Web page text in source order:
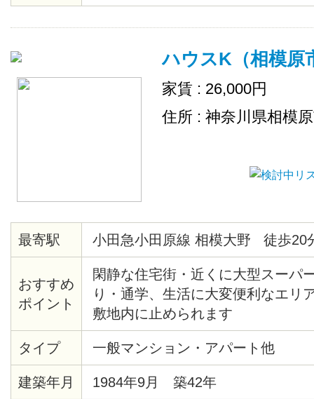
ハウスK（相模原
家賃 : 26,000円
住所 : 神奈川県相模
最寄駅 小田急小田原線 相模大野 徒歩20
おすすめ
ポイント
閑静な住宅街・近くに大型スーパ
り・通学、生活に大変便利なエリ
敷地内に止められます
タイプ 一般マンション・アパート他
建築年月 1984年9月 築42年